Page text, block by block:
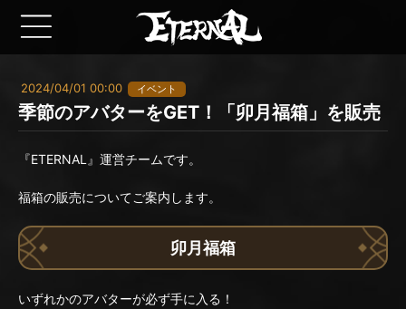
2024/04/01 00:00 イベント
季節のアバターをGET！「卯月福箱」を販売
『ETERNAL』運営チームです。
福箱の販売についてご案内します。
卯月福箱
いずれかのアバターが必ず手に入る！